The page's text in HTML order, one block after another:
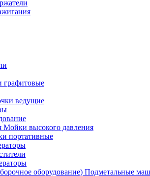
графитовые
ведущие
Мойки высокого давления
портативные
Подметальные